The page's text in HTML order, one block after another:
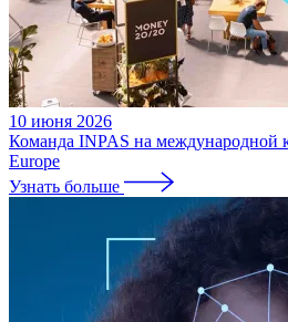
10 июня 2026
Команда INPAS на международной
Europe
Узнать больше